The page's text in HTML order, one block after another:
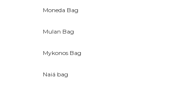
Moneda Bag
Mulan Bag
Mykonos Bag
Naiá bag